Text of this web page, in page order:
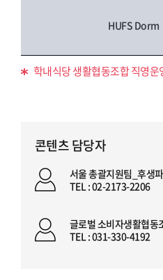
HUFS Dorm
학내식당 생활협동조합 직영운
콘텐츠 담당자
서울 총괄지원팀_후생
TEL : 02-2173-2206
글로벌 소비자생활협동
TEL : 031-330-4192